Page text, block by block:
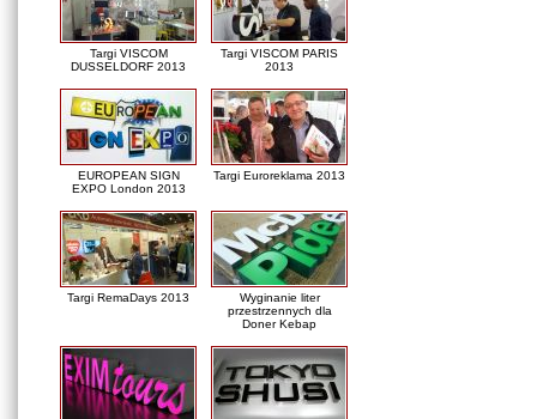
Targi VISCOM
DUSSELDORF 2013
Targi VISCOM PARIS
2013
EUROPEAN SIGN
EXPO London 2013
Targi Euroreklama 2013
Targi RemaDays 2013
Wyginanie liter
przestrzennych dla
Doner Kebap